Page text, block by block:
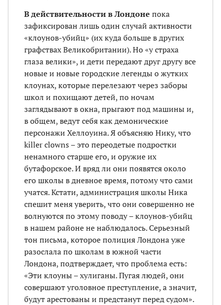
В действительности в Лондоне пока
зафиксирован лишь один случай активности
«клоунов-убийц» (их куда больше в других
графствах Великобритании). Но «у страха
глаза велики», и дети передают друг другу все
новые и новые городские легенды о жутких
клоунах, которые перелезают через заборы
школ и похищают детей, по ночам
заглядывают в окна, прыгают под машины и,
в общем, ведут себя как демонические
персонажи Хеллоуина. Я объясняю Нику, что
killer clowns – это переодетые подростки
ненамного старше его, и оружие их
бутафорское. И вряд ли они появятся около
его школы в дневное время, потому что сами
учатся. Кстати, администрация школы Ника
спешит меня уверить, что они совершенно не
волнуются по этому поводу – клоунов-убийц
в нашем районе не наблюдалось. Серьезный
тон письма, которое полиция Лондона уже
разослала по школам в южной части
Лондона, подтверждает, что проблема есть:
«Эти клоуны – хулиганы. Пугая людей, они
совершают уголовное преступление, а значит,
будут арестованы и предстанут перед судом».